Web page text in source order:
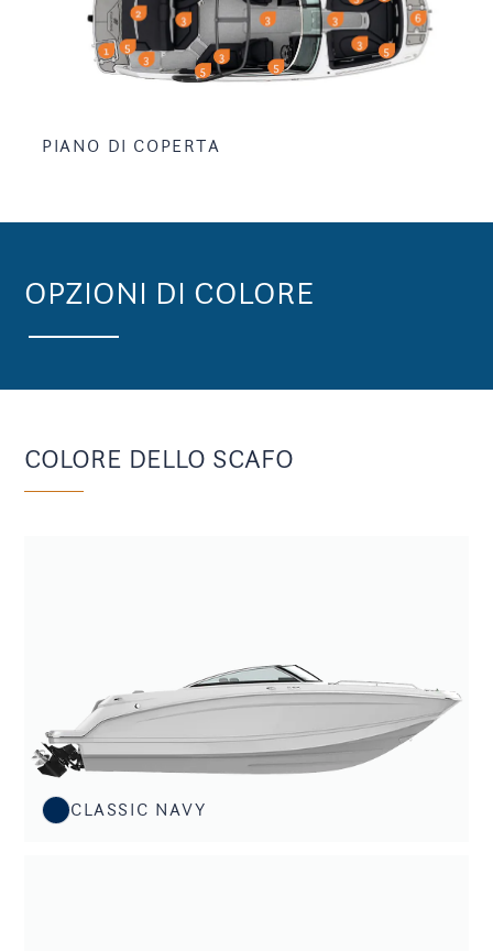
PIANO DI COPERTA
OPZIONI DI COLORE
COLORE DELLO SCAFO
CLASSIC NAVY